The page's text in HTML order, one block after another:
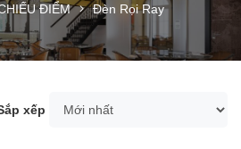
ĐIỂM Đèn Rọi Ray
xếp